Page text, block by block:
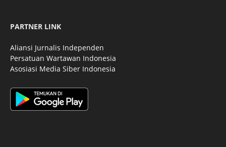
PARTNER LINK
Aliansi Jurnalis Independen
Persatuan Wartawan Indonesia
Asosiasi Media Siber Indonesia